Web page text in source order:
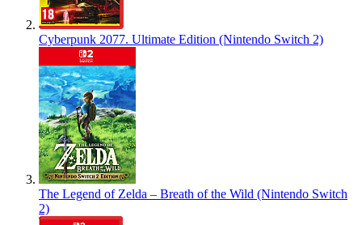
Cyberpunk 2077. Ultimate Edition (Nintendo Switch 2)
The Legend of Zelda – Breath of the Wild (Nintendo Switch
2)